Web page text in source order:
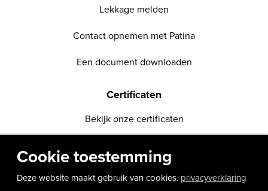
Lekkage melden
Contact opnemen met Patina
Een document downloaden
Certificaten
Bekijk onze certificaten
Contact en bezoek
info@patina.nl
Cookie toestemming
Deze website maakt gebruik van cookies. privacyverklaring